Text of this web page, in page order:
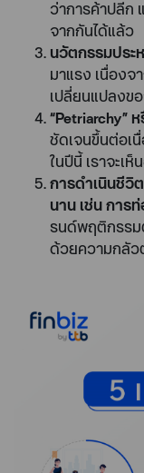
ว่าการค้าปลีก
จากกันได้แล้ว
นวัตกรรมปร
มาแรง เนื่องจ
เปลี่ยนแปลงข
“Petriarchy”
ชัดเจนขึ้นต่อเ
ในปีนี้ เราจะเ
การดำเนินชีวิ
นาน เช่น การ
รนด์พฤติกรรม
ด้วยความกลัว